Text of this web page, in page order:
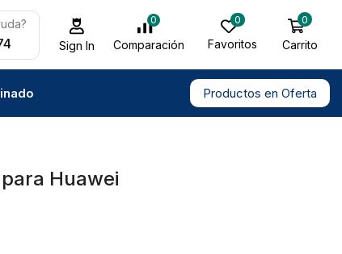
Sign In
0
Comparación
0
Favoritos
0
Carrito
Productos en Oferta
Huawei